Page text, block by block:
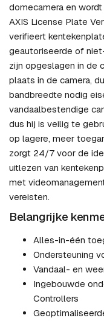
domecamera en
AXIS License Plate
verifieert
geautoriseerde of
zijn opgeslagen in de
plaats in de camera,
bandbreedte nodig
vandaalbestendige
dus hij is veilig te
op lagere, meer
zorgt 24/7 voor de
uitlezen van
met
vereisten.
Belangrijke
Alles-in-één
Ondersteuning
Vandaal- en
Ingebouwde
Controllers